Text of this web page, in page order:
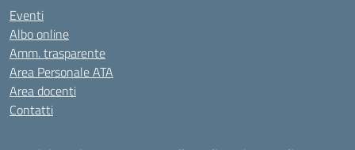
Eventi
Albo online
Amm. trasparente
Area Personale ATA
Area docenti
Contatti